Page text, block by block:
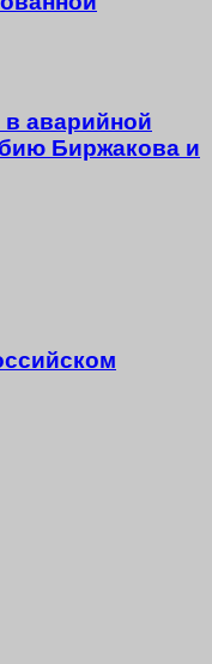
в аварийной
Биржакова и